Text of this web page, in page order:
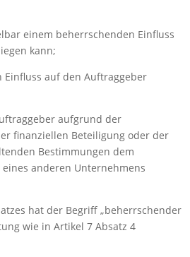
einem beherrschenden Einfluss
kann;
auf den Auftraggeber
aufgrund der
finanziellen Beteiligung oder der
Bestimmungen dem
anderen Unternehmens
hat der Begriff „beherrschender
wie in Artikel 7 Absatz 4